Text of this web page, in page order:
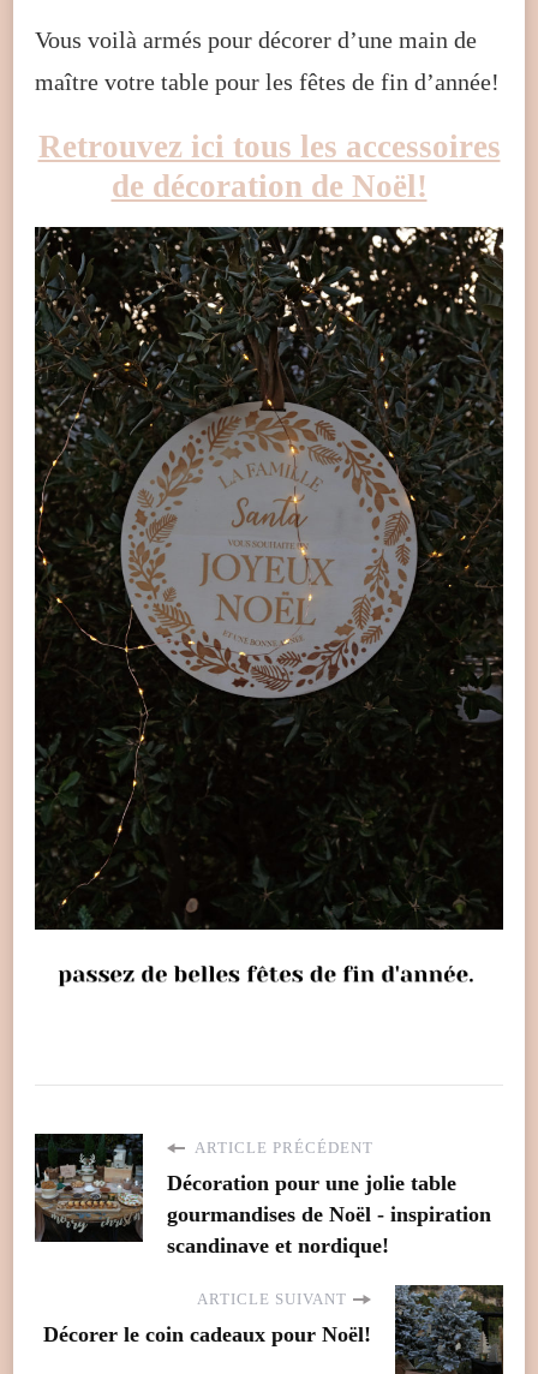
Vous voilà armés pour décorer d’une main de
maître votre table pour les fêtes de fin d’année!
Retrouvez ici tous les accessoires
de décoration de Noël!
ARTICLE PRÉCÉDENT
Décoration pour une jolie table
gourmandises de Noël - inspiration
scandinave et nordique!
ARTICLE SUIVANT
Décorer le coin cadeaux pour Noël!